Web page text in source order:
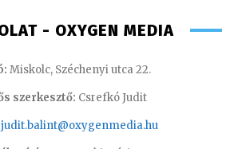
- OXYGEN MEDIA
Miskolc, Széchenyi utca 22.
szerkesztő: Csrefkó Judit
judit.balint@oxygenmedia.hu